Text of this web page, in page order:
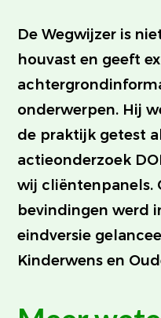
De Wegwijzer is
houvast en geeft
onderwerpen. Hij
de praktijk getest
actieonderzoek
wij cliëntenpanels.
bevindingen werd
eindversie
Kinderwens en